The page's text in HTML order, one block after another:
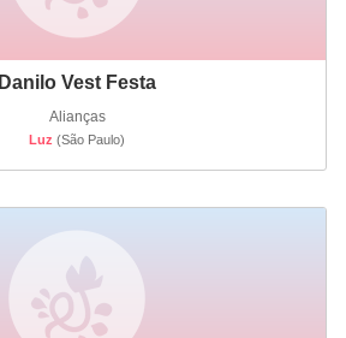
Danilo Vest Festa
Alianças
Luz (São Paulo)